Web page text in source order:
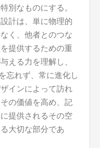
別なものにする。
計は、単に物理的
く、他者とのつな
提供するための重
える力を理解し、
忘れず、常に進化し
インによって訪れ
の価値を高め、記
提供されるその空
大切な部分であ